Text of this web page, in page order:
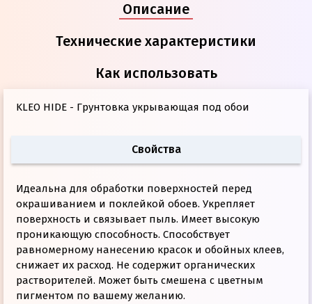
Описание
Технические характеристики
Как использовать
KLEO HIDE - Грунтовка укрывающая под обои
Cвойства
Идеальна для обработки поверхностей перед
окрашиванием и поклейкой обоев. Укрепляет
поверхность и связывает пыль. Имеет высокую
проникающую способность. Способствует
равномерному нанесению красок и обойных клеев,
снижает их расход. Не содержит органических
растворителей. Может быть смешена с цветным
пигментом по вашему желанию.